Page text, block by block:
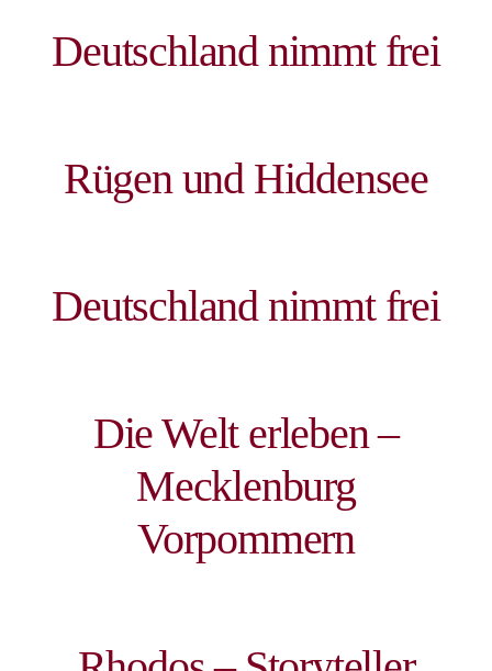
Deutschland nimmt frei
Rügen und Hiddensee
Deutschland nimmt frei
Die Welt erleben –
Mecklenburg
Vorpommern